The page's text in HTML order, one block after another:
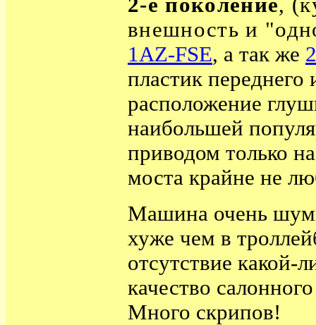
2-е поколение,
внешность и
1AZ-FSE, а так же
пластик
расположение
наибольшей
приводом только
моста крайне не
Машина очень
хуже чем в
отсутствие
качество
Много скрипов!